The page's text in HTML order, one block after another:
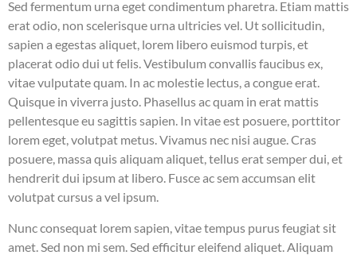
Sed fermentum urna eget condimentum pharetra. Etiam mattis
erat odio, non scelerisque urna ultricies vel. Ut sollicitudin,
sapien a egestas aliquet, lorem libero euismod turpis, et
placerat odio dui ut felis. Vestibulum convallis faucibus ex,
vitae vulputate quam. In ac molestie lectus, a congue erat.
Quisque in viverra justo. Phasellus ac quam in erat mattis
pellentesque eu sagittis sapien. In vitae est posuere, porttitor
lorem eget, volutpat metus. Vivamus nec nisi augue. Cras
posuere, massa quis aliquam aliquet, tellus erat semper dui, et
hendrerit dui ipsum at libero. Fusce ac sem accumsan elit
volutpat cursus a vel ipsum.
Nunc consequat lorem sapien, vitae tempus purus feugiat sit
amet. Sed non mi sem. Sed efficitur eleifend aliquet. Aliquam